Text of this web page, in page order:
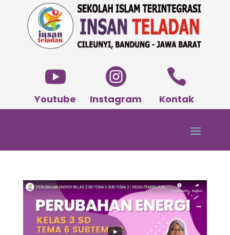

Kontak

Instagram

Youtube